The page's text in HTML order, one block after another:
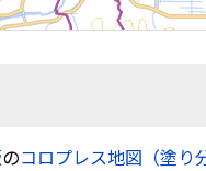
のコロプレス地図（塗り